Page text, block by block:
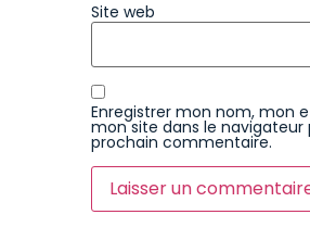
Site web
Enregistrer mon nom, mon
mon site dans le navigateur
prochain commentaire.